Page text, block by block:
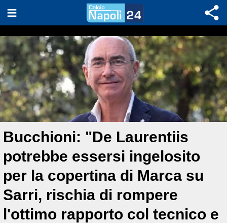
Bucchioni: "De Laurentiis
potrebbe essersi ingelosito
per la copertina di Marca su
Sarri, rischia di rompere
l'ottimo rapporto col tecnico e